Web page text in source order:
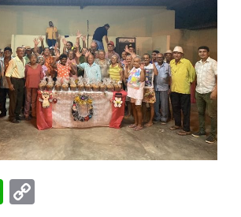
WhatsApp